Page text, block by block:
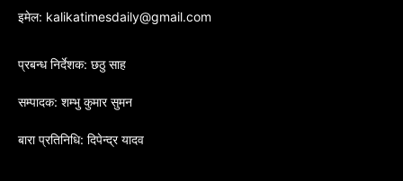
इमेल: kalikatimesdaily@gmail.com
प्रबन्ध निर्देशक: छठु साह
सम्पादक: शम्भु कुमार सुमन
बारा प्रतिनिधि: दिपेन्द्र यादव